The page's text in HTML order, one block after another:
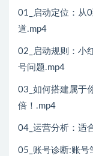
01_启动定位：从
道.mp4
02_启动规则：小
号问题.mp4
03_如何搭建属于
倍！.mp4
04_运营分析：适
05_账号诊断:账号